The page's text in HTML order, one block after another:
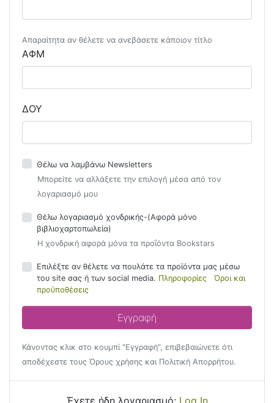
Απαραίτητα αν θέλετε να ανεβάσετε κάποιον τίτλο
ΑΦΜ
ΔΟΥ
Θέλω να λαμβάνω Newsletters
Μπορείτε να αλλάξετε την επιλογή μέσα από τον
λογαριασμό μου
Θέλω λογαριασμό χονδρικής-(Αφορά μόνο
βιβλιοχαρτοπωλεία)
Η χονδρική αφορά μόνα τα προΐόντα Bookstars
Επιλέξτε αν θέλετε να πουλάτε τα προϊόντα μας μέσω
του site σας ή των social media. Πληροφορίες
Όροι και
προϋποθέσεις
Κάνοντας κλικ στο κουμπί "Εγγραφή", επιβεβαιώνετε ότι
αποδέχεστε τους Όρους χρήσης και Πολιτική Απορρήτου.
Έχετε ήδη λογαριασμό; Log In